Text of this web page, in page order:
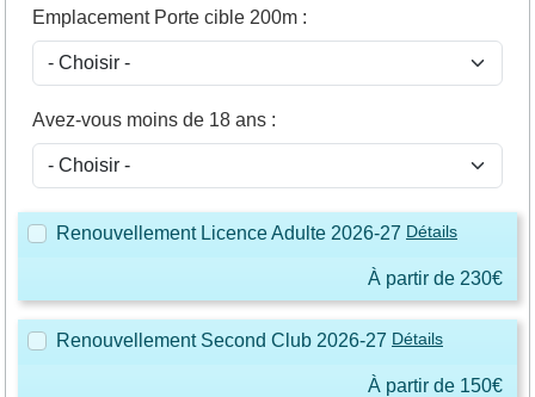
Emplacement Porte cible 200m :
Avez-vous moins de 18 ans :
Renouvellement Licence Adulte 2026-27 Détails
À partir de 230€
Renouvellement Second Club 2026-27 Détails
À partir de 150€